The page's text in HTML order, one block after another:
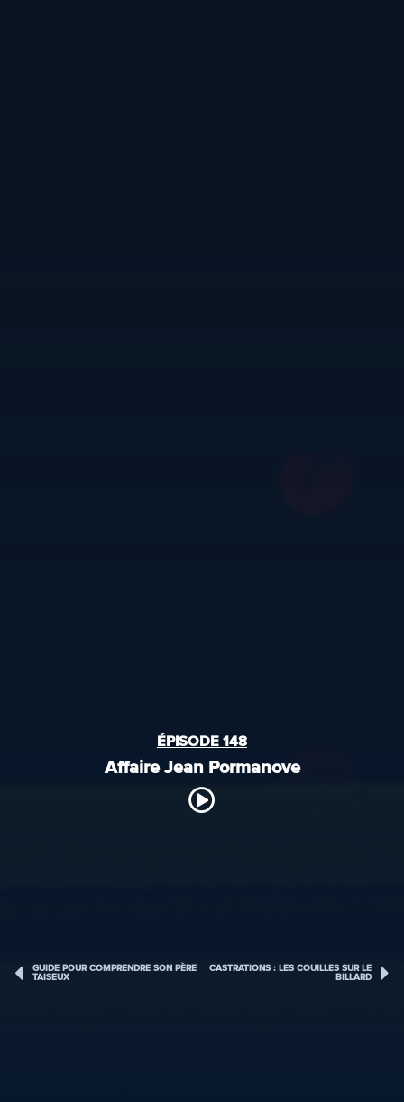
ÉPISODE 148
Affaire Jean Pormanove
GUIDE POUR COMPRENDRE SON PÈRE
TAISEUX
CASTRATIONS : LES COUILLES SUR LE
BILLARD